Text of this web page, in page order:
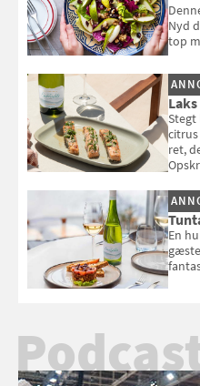
Nyd
top
Stegt
ret,
En